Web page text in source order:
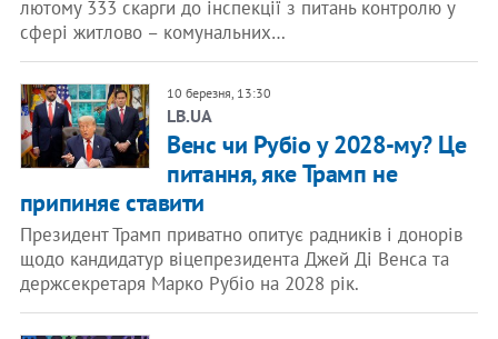
лютому 333 скарги до інспекції з питань контролю у
сфері житлово – комунальних…
10 березня, 13:30
LB.UA
Венс чи Рубіо у 2028-му? Це
питання, яке Трамп не
припиняє ставити
Президент Трамп приватно опитує радників і донорів
щодо кандидатур віцепрезидента Джей Ді Венса та
держсекретаря Марко Рубіо на 2028 рік.